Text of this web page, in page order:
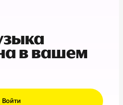
в вашем
Войти